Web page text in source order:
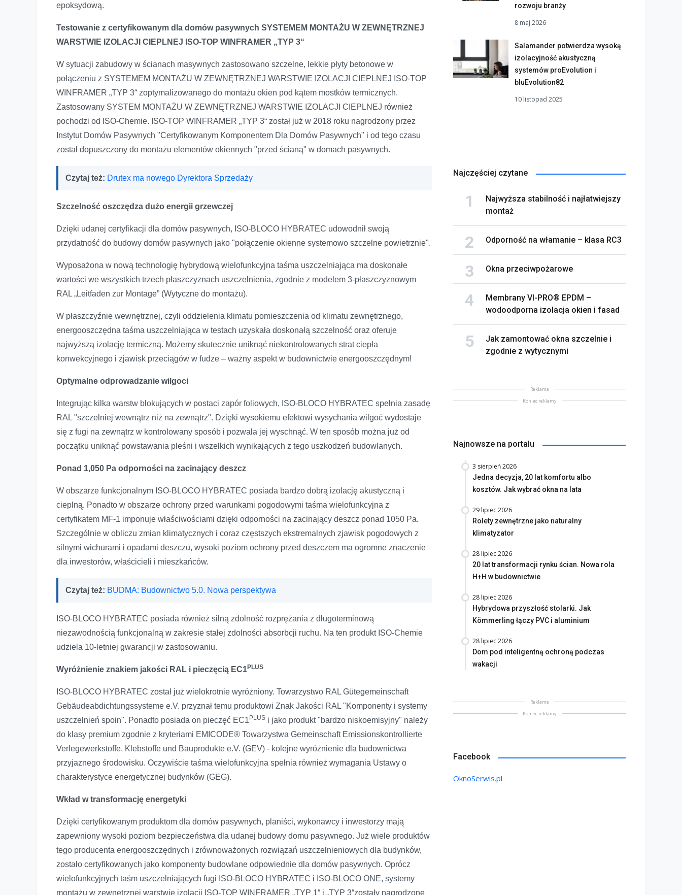
epoksydową.
Testowanie z certyfikowanym dla domów pasywnych SYSTEMEM MONTAŻU W ZEWNĘTRZNEJ
WARSTWIE IZOLACJI CIEPLNEJ ISO-TOP WINFRAMER „TYP 3“
W sytuacji zabudowy w ścianach masywnych zastosowano szczelne, lekkie płyty betonowe w
połączeniu z SYSTEMEM MONTAŻU W ZEWNĘTRZNEJ WARSTWIE IZOLACJI CIEPLNEJ ISO-TOP
WINFRAMER „TYP 3“ zoptymalizowanego do montażu okien pod kątem mostków termicznych.
Zastosowany SYSTEM MONTAŻU W ZEWNĘTRZNEJ WARSTWIE IZOLACJI CIEPLNEJ również
pochodzi od ISO-Chemie. ISO-TOP WINFRAMER „TYP 3“ został już w 2018 roku nagrodzony przez
Instytut Domów Pasywnych "Certyfikowanym Komponentem Dla Domów Pasywnych" i od tego czasu
został dopuszczony do montażu elementów okiennych "przed ścianą" w domach pasywnych.
Czytaj też: Drutex ma nowego Dyrektora Sprzedaży
Szczelność oszczędza dużo energii grzewczej
Dzięki udanej certyfikacji dla domów pasywnych, ISO-BLOCO HYBRATEC udowodnił swoją
przydatność do budowy domów pasywnych jako "połączenie okienne systemowo szczelne powietrznie".
Wyposażona w nową technologię hybrydową wielofunkcyjna taśma uszczelniająca ma doskonałe
wartości we wszystkich trzech płaszczyznach uszczelnienia, zgodnie z modelem 3-płaszczyznowym
RAL „Leitfaden zur Montage” (Wytyczne do montażu).
W płaszczyźnie wewnętrznej, czyli oddzielenia klimatu pomieszczenia od klimatu zewnętrznego,
energooszczędna taśma uszczelniająca w testach uzyskała doskonałą szczelność oraz oferuje
najwyższą izolację termiczną. Możemy skutecznie uniknąć niekontrolowanych strat ciepła
konwekcyjnego i zjawisk przeciągów w fudze – ważny aspekt w budownictwie energooszczędnym!
Optymalne odprowadzanie wilgoci
Integrując kilka warstw blokujących w postaci zapór foliowych, ISO-BLOCO HYBRATEC spełnia zasadę
RAL "szczelniej wewnątrz niż na zewnątrz". Dzięki wysokiemu efektowi wysychania wilgoć wydostaje
się z fugi na zewnątrz w kontrolowany sposób i pozwala jej wyschnąć. W ten sposób można już od
początku uniknąć powstawania pleśni i wszelkich wynikających z tego uszkodzeń budowlanych.
Ponad 1,050 Pa odporności na zacinający deszcz
W obszarze funkcjonalnym ISO-BLOCO HYBRATEC posiada bardzo dobrą izolację akustyczną i
cieplną. Ponadto w obszarze ochrony przed warunkami pogodowymi taśma wielofunkcyjna z
certyfikatem MF-1 imponuje właściwościami dzięki odporności na zacinający deszcz ponad 1050 Pa.
Szczególnie w obliczu zmian klimatycznych i coraz częstszych ekstremalnych zjawisk pogodowych z
silnymi wichurami i opadami deszczu, wysoki poziom ochrony przed deszczem ma ogromne znaczenie
dla inwestorów, właścicieli i mieszkańców.
Czytaj też: BUDMA: Budownictwo 5.0. Nowa perspektywa
ISO-BLOCO HYBRATEC posiada również silną zdolność rozprężania z długoterminową
niezawodnością funkcjonalną w zakresie stałej zdolności absorbcji ruchu. Na ten produkt ISO-Chemie
udziela 10-letniej gwarancji w zastosowaniu.
Wyróżnienie znakiem jakości RAL i pieczęcią EC1PLUS
ISO-BLOCO HYBRATEC został już wielokrotnie wyróżniony. Towarzystwo RAL Gütegemeinschaft
Gebäudeabdichtungssysteme e.V. przyznał temu produktowi Znak Jakości RAL "Komponenty i systemy
uszczelnień spoin". Ponadto posiada on pieczęć EC1PLUS i jako produkt "bardzo niskoemisyjny" należy
do klasy premium zgodnie z kryteriami EMICODE® Towarzystwa Gemeinschaft Emissionskontrollierte
Verlegewerkstoffe, Klebstoffe und Bauprodukte e.V. (GEV) - kolejne wyróżnienie dla budownictwa
przyjaznego środowisku. Oczywiście taśma wielofunkcyjna spełnia również wymagania Ustawy o
charakterystyce energetycznej budynków (GEG).
Wkład w transformację energetyki
Dzięki certyfikowanym produktom dla domów pasywnych, planiści, wykonawcy i inwestorzy mają
zapewniony wysoki poziom bezpieczeństwa dla udanej budowy domu pasywnego. Już wiele produktów
tego producenta energooszczędnych i zrównoważonych rozwiązań uszczelnieniowych dla budynków,
zostało certyfikowanych jako komponenty budowlane odpowiednie dla domów pasywnych. Oprócz
wielofunkcyjnych taśm uszczelniających fugi ISO-BLOCO HYBRATEC i ISO-BLOCO ONE, systemy
montażu w zewnętrznej warstwie izolacji ISO-TOP WINFRAMER „TYP 1“ i „TYP 3“zostały nagrodzone
rozwoju branży
8 maj 2026
Salamander potwierdza wysoką
izolacyjność akustyczną
systemów proEvolution i
bluEvolution82
10 listopad 2025
Najczęściej czytane
Najwyższa stabilność i najłatwiejszy
montaż
Odporność na włamanie – klasa RC3
Okna przeciwpożarowe
Membrany VI-PRO® EPDM –
wodoodporna izolacja okien i fasad
Jak zamontować okna szczelnie i
zgodnie z wytycznymi
Reklama
Koniec reklamy
Najnowsze na portalu
3 sierpień 2026
Jedna decyzja, 20 lat komfortu albo
kosztów. Jak wybrać okna na lata
29 lipiec 2026
Rolety zewnętrzne jako naturalny
klimatyzator
28 lipiec 2026
20 lat transformacji rynku ścian. Nowa rola
H+H w budownictwie
28 lipiec 2026
Hybrydowa przyszłość stolarki. Jak
Kömmerling łączy PVC i aluminium
28 lipiec 2026
Dom pod inteligentną ochroną podczas
wakacji
Reklama
Koniec reklamy
Facebook
OknoSerwis.pl